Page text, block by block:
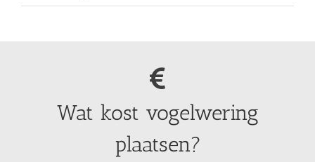
Wat kost vogelwering
plaatsen?